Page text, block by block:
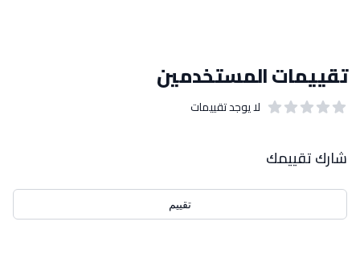
تقييمات المستخدمين
لا يوجد تقييمات
شارك تقييمك
تقييم